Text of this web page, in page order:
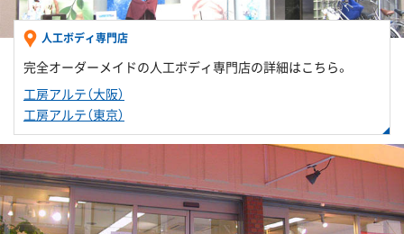
人工ボディ専門店
完全オーダーメイドの人工ボディ専門店の詳細はこちら。
工房アルテ（大阪）
工房アルテ（東京）